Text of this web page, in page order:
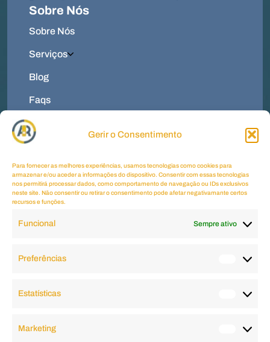
Gerir o Consentimento
Para fornecer as melhores experiências, usamos tecnologias como cookies para
armazenar e/ou aceder a informações do dispositivo. Consentir com essas tecnologias
nos permitirá processar dados, como comportamento de navegação ou IDs exclusivos
neste site. Não consentir ou retirar o consentimento pode afetar negativamante certos
recursos e funções.
Funcional Sempre ativo
Preferências
Estatísticas
Marketing
Sobre Nós
Sobre Nós
Serviços
Blog
Faqs
Contactos
Menu
Termos E Condições
Política De Privacidade
Política De Cookies
Contactos
2ªfeira a 6ªfeira